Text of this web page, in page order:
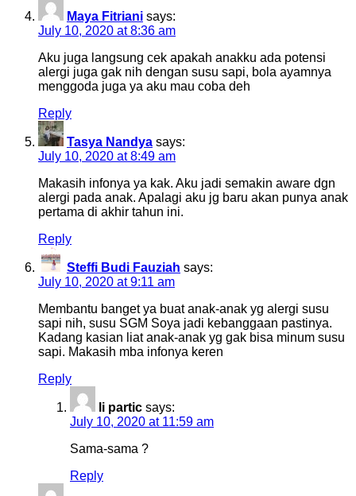
Maya Fitriani says:
July 10, 2020 at 8:36 am
Aku juga langsung cek apakah anakku ada potensi
alergi juga gak nih dengan susu sapi, bola ayamnya
menggoda juga ya aku mau coba deh
Reply
Tasya Nandya says:
July 10, 2020 at 8:49 am
Makasih infonya ya kak. Aku jadi semakin aware dgn
alergi pada anak. Apalagi aku jg baru akan punya anak
pertama di akhir tahun ini.
Reply
Steffi Budi Fauziah says:
July 10, 2020 at 9:11 am
Membantu banget ya buat anak-anak yg alergi susu
sapi nih, susu SGM Soya jadi kebanggaan pastinya.
Kadang kasian liat anak-anak yg gak bisa minum susu
sapi. Makasih mba infonya keren
Reply
li partic says:
July 10, 2020 at 11:59 am
Sama-sama ?
Reply